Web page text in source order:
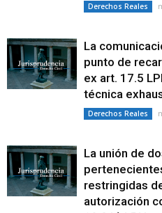
Derechos Reales
La
punto de
ex art. 17.5
técnica
Derechos Reales
La unión de
restringidas
autorización